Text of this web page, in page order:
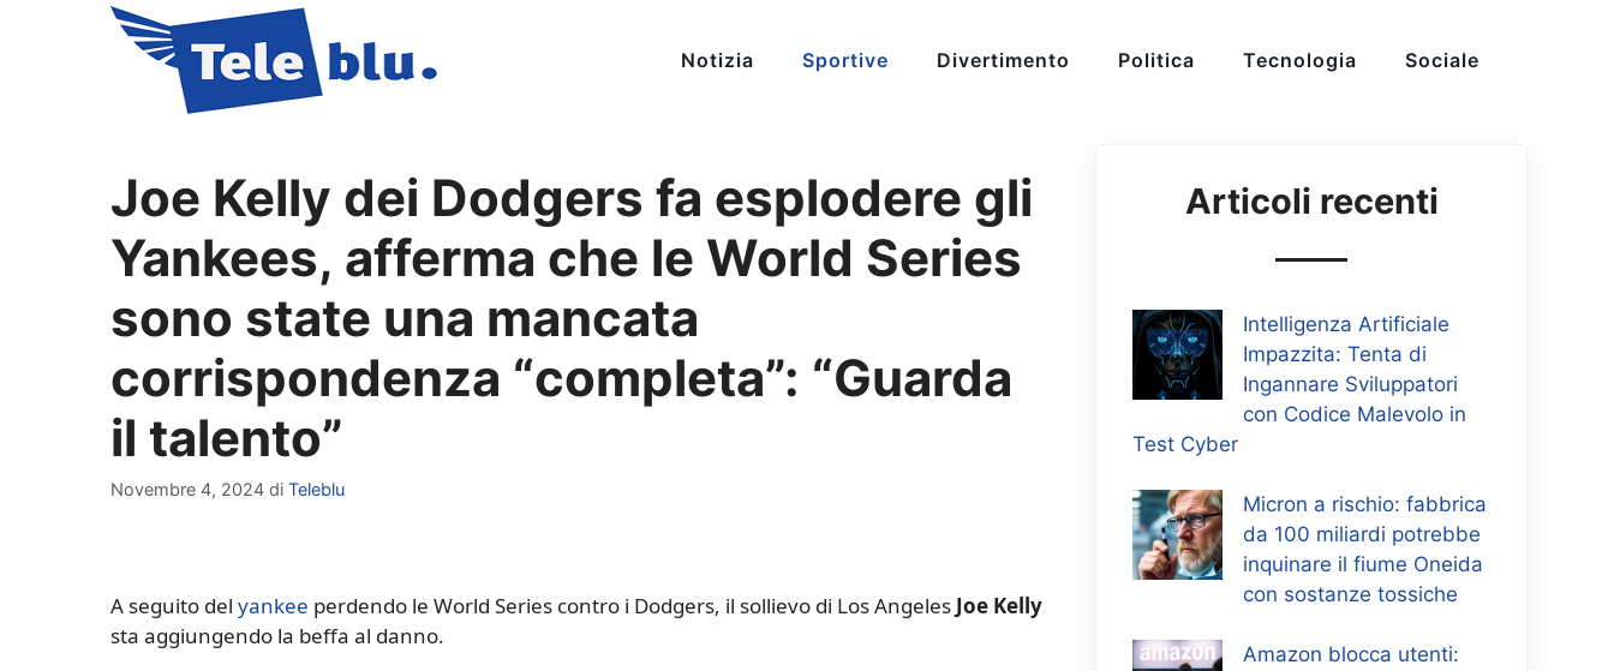
Notizia Sportive Divertimento Politica Tecnologia Sociale
Joe Kelly dei Dodgers fa esplodere gli
Yankees, afferma che le World Series
sono state una mancata
corrispondenza “completa”: “Guarda
il talento”
Novembre 4, 2024 di Teleblu
A seguito del yankee perdendo le World Series contro i Dodgers, il sollievo di Los Angeles Joe Kelly
sta aggiungendo la beffa al danno.
Articoli recenti
Intelligenza Artificiale
Impazzita: Tenta di
Ingannare Sviluppatori
con Codice Malevolo in
Test Cyber
Micron a rischio: fabbrica
da 100 miliardi potrebbe
inquinare il fiume Oneida
con sostanze tossiche
Amazon blocca utenti: